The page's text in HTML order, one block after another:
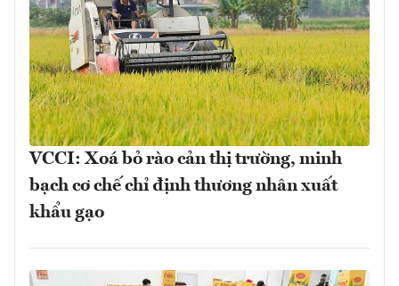
VCCI: Xoá bỏ rào cản thị trường, minh
bạch cơ chế chỉ định thương nhân xuất
khẩu gạo